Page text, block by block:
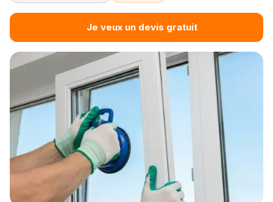
Je veux un devis gratuit